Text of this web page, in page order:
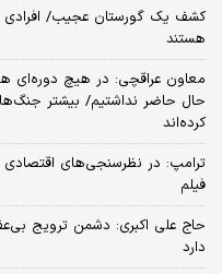
کشف یک گورستان عجیب/ افرادی
هستند
معاون عراقچی: در هیچ دوره‌ای
حال حاضر نداشتیم/ بیشتر
کرده‌اند
فیلم
حاج علی اکبری: دشمن ترویج
دارد